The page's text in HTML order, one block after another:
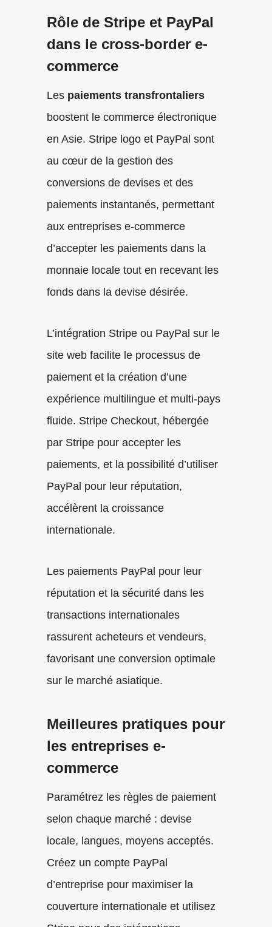
Rôle de Stripe et PayPal
dans le cross-border e-
commerce
Les paiements transfrontaliers
boostent le commerce électronique
en Asie. Stripe logo et PayPal sont
au cœur de la gestion des
conversions de devises et des
paiements instantanés, permettant
aux entreprises e-commerce
d’accepter les paiements dans la
monnaie locale tout en recevant les
fonds dans la devise désirée.
L’intégration Stripe ou PayPal sur le
site web facilite le processus de
paiement et la création d’une
expérience multilingue et multi-pays
fluide. Stripe Checkout, hébergée
par Stripe pour accepter les
paiements, et la possibilité d’utiliser
PayPal pour leur réputation,
accélèrent la croissance
internationale.
Les paiements PayPal pour leur
réputation et la sécurité dans les
transactions internationales
rassurent acheteurs et vendeurs,
favorisant une conversion optimale
sur le marché asiatique.
Meilleures pratiques pour
les entreprises e-
commerce
Paramétrez les règles de paiement
selon chaque marché : devise
locale, langues, moyens acceptés.
Créez un compte PayPal
d’entreprise pour maximiser la
couverture internationale et utilisez